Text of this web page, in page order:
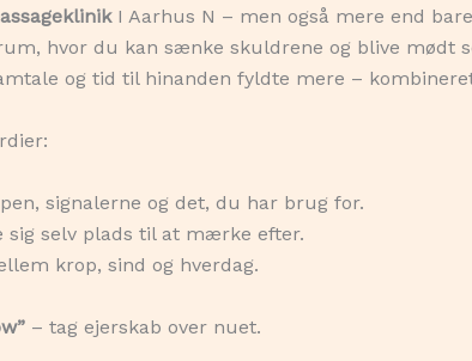
I Aarhus N – men også mere end
hvor du kan sænke skuldrene og blive mødt
og tid til hinanden fyldte mere –
signalerne og det, du har brug for.
selv plads til at mærke efter.
krop, sind og hverdag.
– tag ejerskab over nuet.